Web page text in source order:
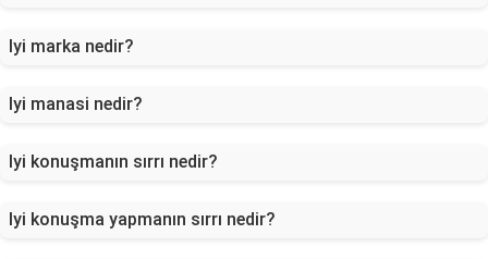
Iyi marka nedir?
Iyi manasi nedir?
Iyi konuşmanın sırrı nedir?
Iyi konuşma yapmanın sırrı nedir?